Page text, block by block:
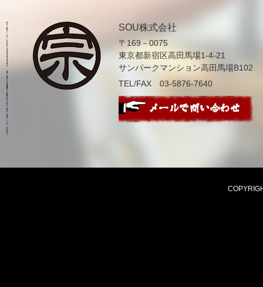
SOU株式会社
〒169－0075
東京都新宿区高田馬場1-4-21
サンパークマンション高田馬場B102
TEL/FAX 03-5876-7640